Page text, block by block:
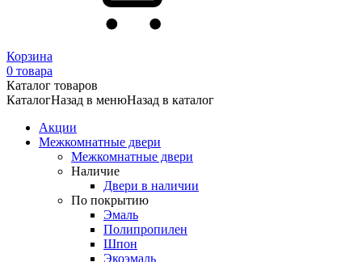
Корзина
0 товара
Каталог товаров
КаталогНазад в менюНазад в каталог
Акции
Межкомнатные двери
Межкомнатные двери
Наличие
Двери в наличии
По покрытию
Эмаль
Полипропилен
Шпон
Экоэмаль